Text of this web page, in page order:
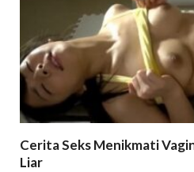
Cerita Seks Menikmati
Liar